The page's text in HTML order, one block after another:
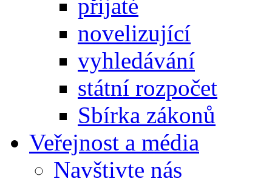
přijaté
novelizující
vyhledávání
státní rozpočet
Sbírka zákonů
Veřejnost a média
Navštivte nás